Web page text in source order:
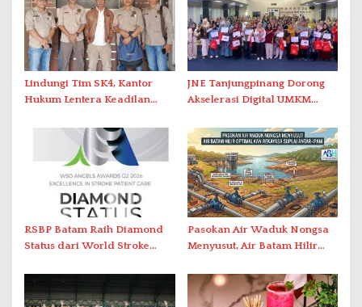
Lindungi Tim SK4, Kantor
Hukum Lentera Keadilan
Perlawanan ke Petugas di
Bukik Batarah
JNE Tanjungpinang Dorong
Akselerasi Digital UMKM
2026
RSBP Batam Raih Diamond
Status dari World Stroke
Berstandar Internasional
Pasokan Air Waduk Nongsa
Menyusut, Air Batam Hilir
Antar-IPAM